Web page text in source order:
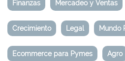
Finanzas Mercadeo y Ventas
Crecimiento Legal Mundo
Ecommerce para Pymes Agro